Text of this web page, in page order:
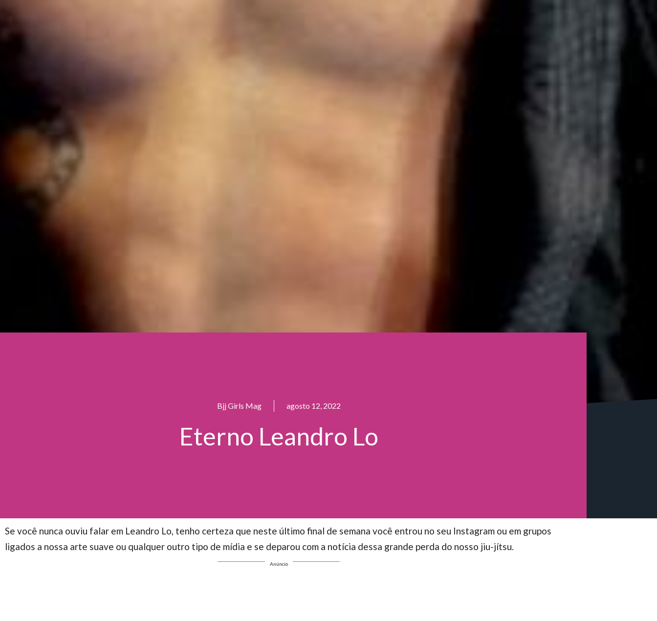
Bjj Girls Mag agosto 12, 2022
Eterno Leandro Lo
Se você nunca ouviu falar em Leandro Lo, tenho certeza que neste último final de semana você entrou no seu Instagram ou em grupos
ligados a nossa arte suave ou qualquer outro tipo de mídia e se deparou com a notícia dessa grande perda do nosso jiu-jítsu.
Anúncio